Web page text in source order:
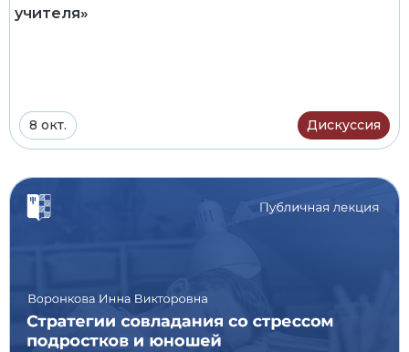
учителя»
8 окт. Дискуссия